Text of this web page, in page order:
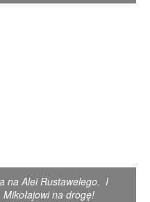
na Alei Rustawelego. I
na drogę!